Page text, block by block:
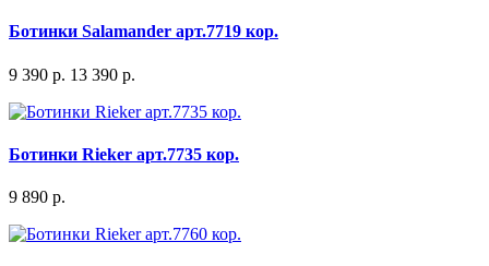
Ботинки Salamander арт.7719 кор.
9 390 р. 13 390 р.
Ботинки Rieker арт.7735 кор.
9 890 р.